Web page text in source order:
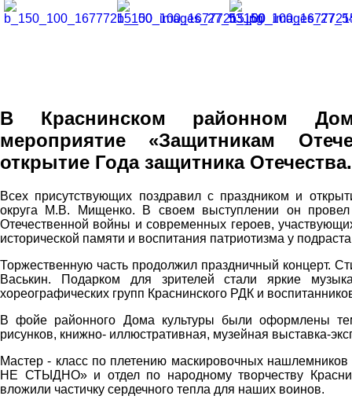
В Краснинском районном
мероприятие «Защитникам
открытие Года защитника Отечества.
Всех присутствующих поздравил с праздником и
округа М.В. Мищенко. В своем выступлении он
Отечественной войны и современных героев,
исторической памяти и воспитания патриотизма у
Торжественную часть продолжил праздничный концерт.
Васькин. Подарком для зрителей стали яркие
хореографических групп Краснинского РДК и
В фойе районного Дома культуры были оформлены
рисунков, книжно- иллюстративная, музейная выставка-
Мастер - класс по плетению маскировочных
НЕ СТЫДНО» и отдел по народному творчеству
вложили частичку сердечного тепла для наших воинов.